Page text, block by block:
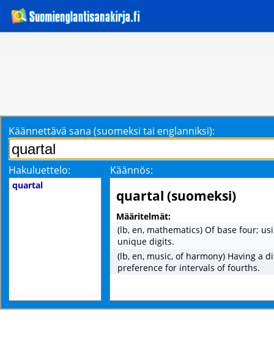
Käännettävä sana (suomeksi tai englanniksi):
Hakuluettelo: Käännös:
quartal
quartal (suomeksi)
Määritelmät:
(lb, en, mathematics) Of base four;
unique digits.
(lb, en, music, of harmony) Having a
preference for intervals of fourths.